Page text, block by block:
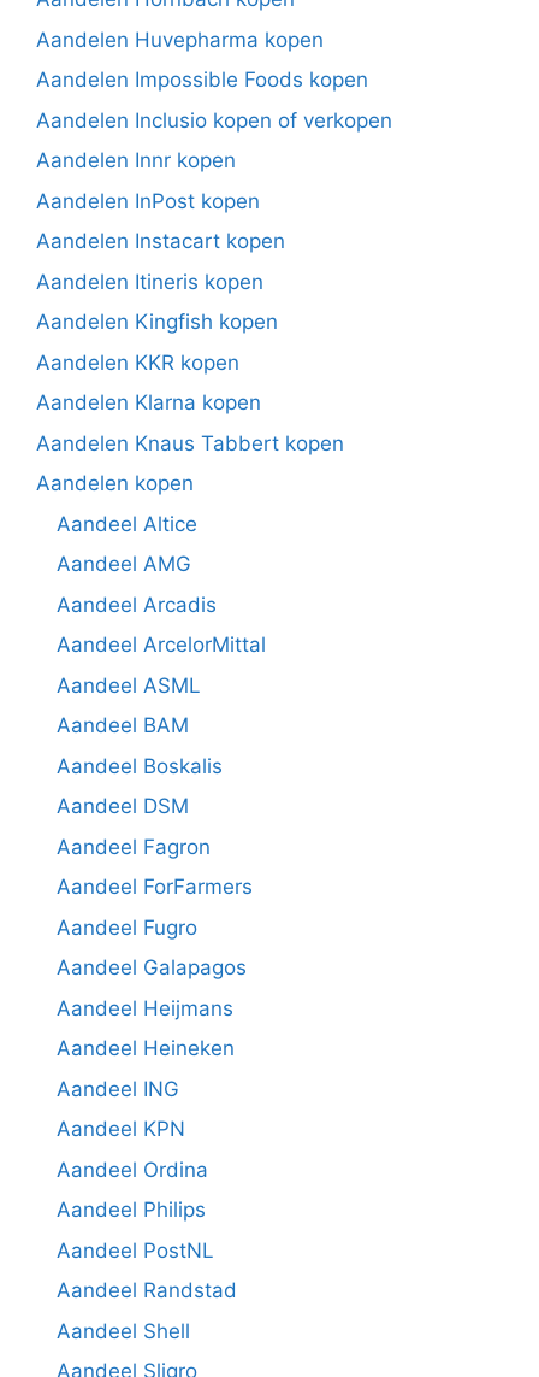
Aandelen Huvepharma kopen
Aandelen Impossible Foods kopen
Aandelen Inclusio kopen of verkopen
Aandelen Innr kopen
Aandelen InPost kopen
Aandelen Instacart kopen
Aandelen Itineris kopen
Aandelen Kingfish kopen
Aandelen KKR kopen
Aandelen Klarna kopen
Aandelen Knaus Tabbert kopen
Aandelen kopen
Aandeel Altice
Aandeel AMG
Aandeel Arcadis
Aandeel ArcelorMittal
Aandeel ASML
Aandeel BAM
Aandeel Boskalis
Aandeel DSM
Aandeel Fagron
Aandeel ForFarmers
Aandeel Fugro
Aandeel Galapagos
Aandeel Heijmans
Aandeel Heineken
Aandeel ING
Aandeel KPN
Aandeel Ordina
Aandeel Philips
Aandeel PostNL
Aandeel Randstad
Aandeel Shell
Aandeel Sligro